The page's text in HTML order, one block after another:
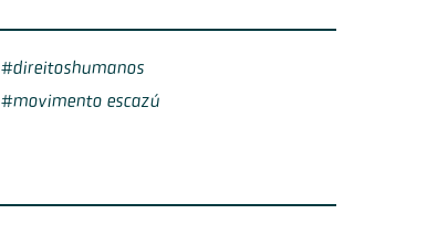
direitoshumanos
movimento escazú